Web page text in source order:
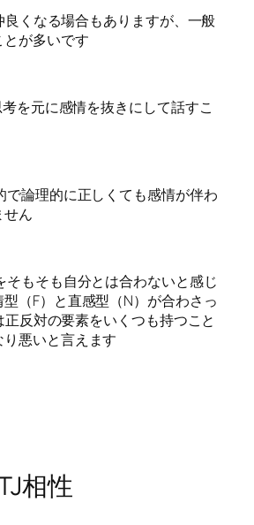
良くなる場合もありますが、一般
が多いです
を元に感情を抜きにして話すこ
で論理的に正しくても感情が伴わ
せん
そもそも自分とは合わないと感じ
（F）と直感型（N）が合わさっ
正反対の要素をいくつも持つこと
悪いと言えます
相性